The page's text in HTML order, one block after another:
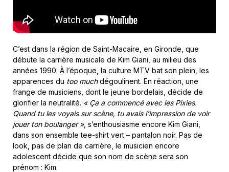
C’est dans la région de Saint-Macaire, en Gironde, que
débute la carrière musicale de Kim Giani, au milieu des
années 1990. À l’époque, la culture MTV bat son plein, les
apparences du too muchdégoulinent. En réaction, une
frange de musiciens, dont le jeune bordelais, décide de
glorifier la neutralité. « Ça a commencé avec les Pixies.
Quand tu les voyais sur scène, tu avais l’impression de voir
jouer ton boulanger », s’enthousiasme encore Kim Giani,
dans son ensemble tee-shirt vert – pantalon noir. Pas de
look, pas de plan de carrière, le musicien encore
adolescent décide que son nom de scène sera son
prénom : Kim.